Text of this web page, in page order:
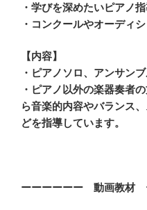
・学びを深めたいピアノ
・コンクールやオーディ
【内容】
・ピアノソロ、アンサン
・ピアノ以外の楽器奏者
ら音楽的内容やバランス
どを指導しています。
ーーーーーー 動画教材